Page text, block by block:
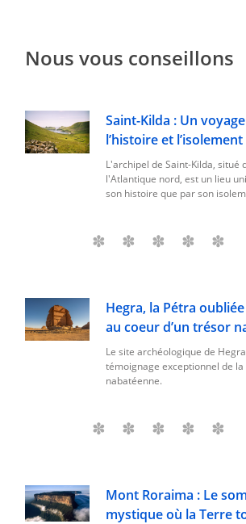
Nous vous conseillons
Saint-Kilda : Un
l’histoire et l’isolement
L'archipel de Saint-Kilda, situé
l'Atlantique nord, est un lieu
son histoire que par son
Hegra, la Pétra
au coeur d’un trésor
Le site archéologique de
témoignage exceptionnel de
nabatéenne.
Mont Roraima : Le
mystique où la Terre